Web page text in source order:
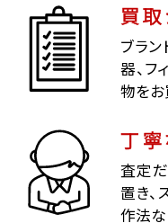
買
ブラン
器、フ
物をお
丁
査定
置き、
作法な